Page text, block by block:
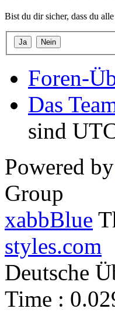
Bist du dir sicher, dass du
Foren-
Das
sind
Powered by
Group
xabbBlue
styles.com
Deutsche
Time :